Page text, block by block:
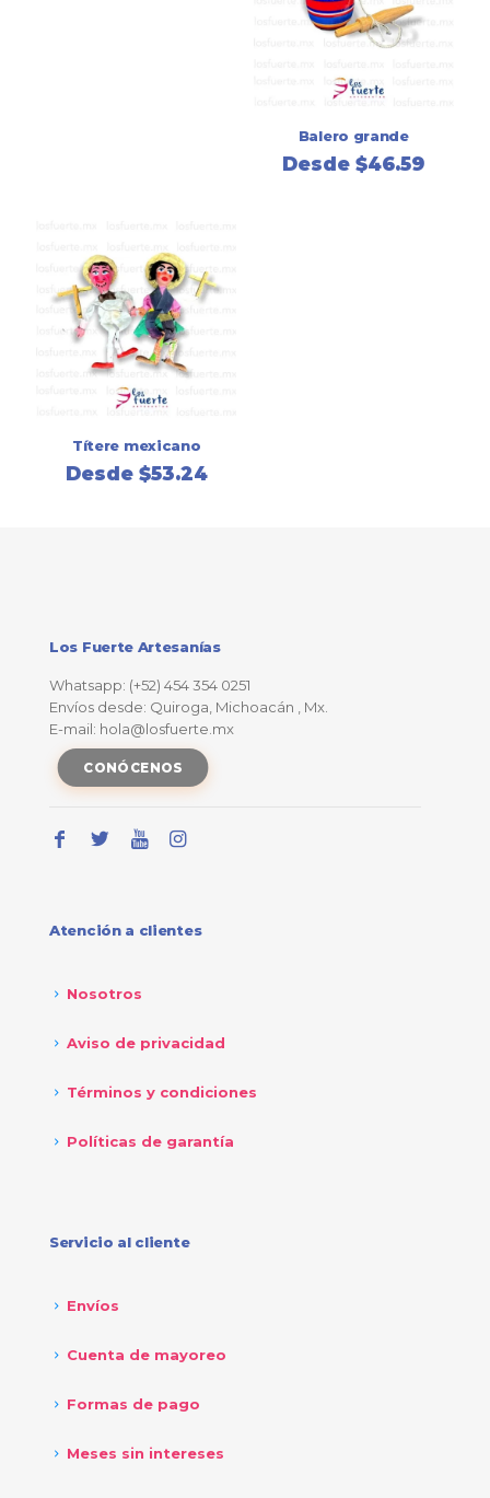
Balero grande
Desde$46.59
Títere mexicano
Desde $53.24
Los Fuerte Artesanías
Whatsapp: (+52) 454 354 0251
Envíos desde: Quiroga, Michoacán , Mx.
E-mail: hola@losfuerte.mx
CONÓCENOS
Atención a clientes
Nosotros
Aviso de privacidad
Términos y condiciones
Políticas de garantía
Servicio al cliente
Envíos
Cuenta de mayoreo
Formas de pago
Meses sin intereses